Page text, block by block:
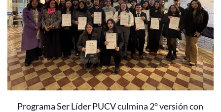
Programa Ser Líder PUCV culmina 2° versión con